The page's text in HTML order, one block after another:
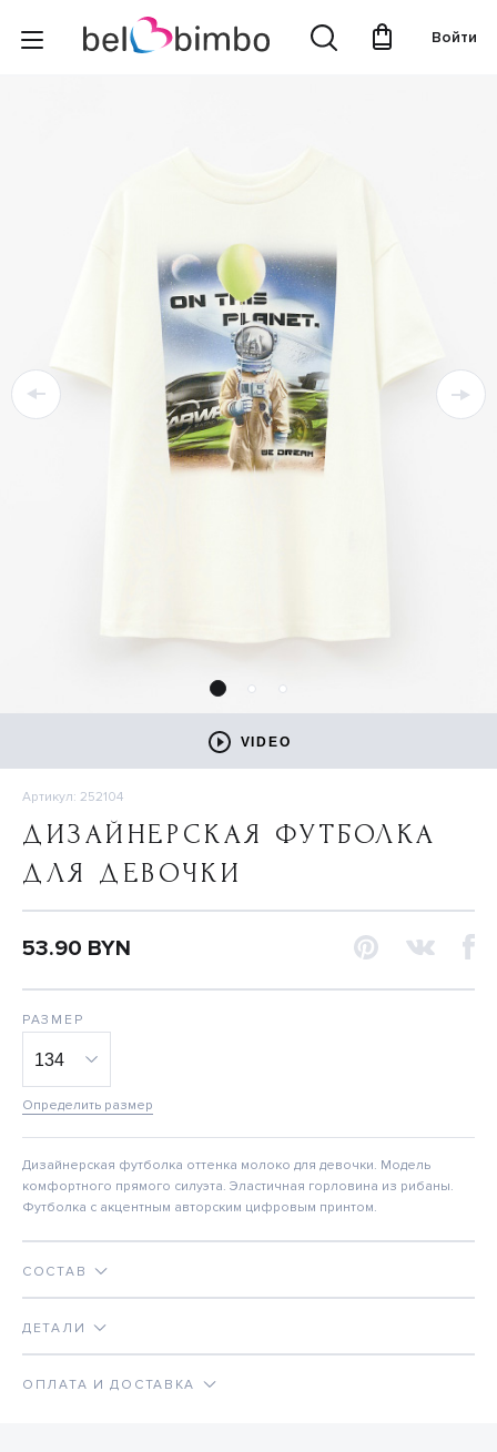
Войти
VIDEO
Артикул: 252104
ДИЗАЙНЕРСКАЯ ФУТБОЛКА
ДЛЯ ДЕВОЧКИ
53.90 BYN
РАЗМЕР
Определить размер
Дизайнерская футболка оттенка молоко для девочки. Модель
комфортного прямого силуэта. Эластичная горловина из рибаны.
Футболка с акцентным авторским цифровым принтом.
СОСТАВ
ДЕТАЛИ
ОПЛАТА И ДОСТАВКА